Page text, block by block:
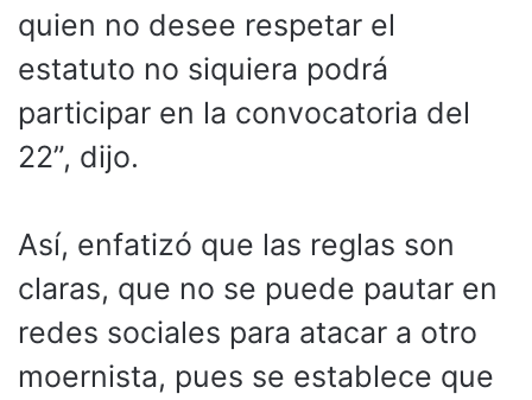
quien no desee respetar el
estatuto no siquiera podrá
participar en la convocatoria del
22”, dijo.
Así, enfatizó que las reglas son
claras, que no se puede pautar en
redes sociales para atacar a otro
moernista, pues se establece que